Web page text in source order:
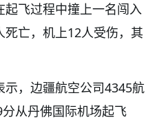
飞过程中撞上一名闯入
亡，机上12人受伤，其
示，边疆航空公司4345航
从丹佛国际机场起飞